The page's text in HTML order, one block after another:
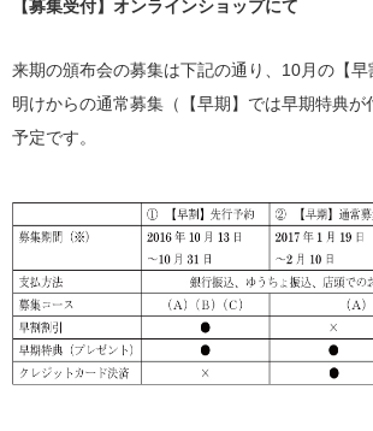
【募集受付】オンラインショップにて
来期の頒布会の募集は下記の通り、10月の【
明けからの通常募集（【早期】では早期特典が
予定です。